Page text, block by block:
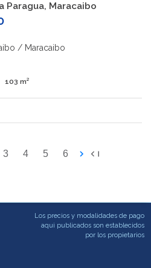
Paragua, Maracaibo
/ Maracaibo
103 m²
3 4 5 6
Los precios y modalidades de pago
aqui publicados son establecidos
por los propietarios